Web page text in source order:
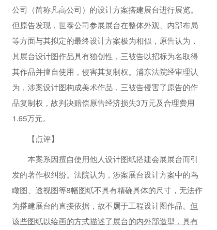
公司（简称凡高公司）的设计方案搭建展台进行展览。
但原告发现，世泰公司参展展台在整体外观、内部布局
等方面与其拟定的最终设计方案极为相似，原告认为，
其展台设计图作品具有独创性，三被告以招标为名取得
其作品并擅自使用，侵害其复制权。浦东法院经审理认
为，涉案设计图构成美术作品，三被告侵害了原告的作
品复制权，故判决赔偿原告经济损失3万元及合理费用
1.65万元。
【点评】
本案系因擅自使用他人设计图纸搭建会展展台而引
发的著作权纠纷。法院认为，涉案展台设计方案中的鸟
瞰图、透视图等8幅图纸不具有精确具体的尺寸，无法作
为搭建展台的直接依据，故不属于工程设计图作品。 但
该些图纸以绘画的方式描述了展台的内外部造型，具有